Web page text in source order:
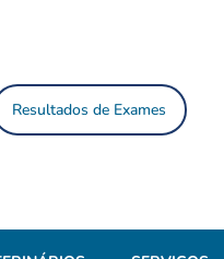
Resultados de Exames